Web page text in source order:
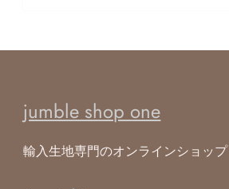
jumble shop one
輸入生地専門のオンラインショップ